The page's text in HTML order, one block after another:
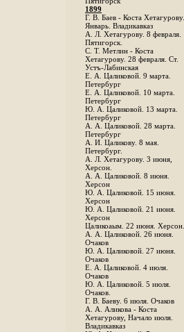
1899
Г. В. Баев - Коста Хетагурову.
Январь. Владикавказ
А. Л. Хетагурову. 8 февраля.
Пятигорск.
С. Т. Метлин - Коста
Хетагурову. 28 февраля. Ст.
Устъ-Лабинская
Е. А. Цаликовой. 9 марта.
Петербург
Е. А. Цаликовой. 10 марта.
Петербург
Ю. А. Цаликовой. 13 марта.
Петербург
А. А. Цаликовой. 28 марта.
Петербург
А. И. Цаликову. 8 мая.
Петербург.
А. Л. Хетагурову. 3 июня,
Херсон.
А. А. Цаликовой. 8 июня.
Херсон
Ю. А. Цаликовой. 15 июня.
Херсон
Ю. А. Цаликовой. 21 июня.
Херсон
Цаликоаым. 22 июня. Херсон.
А. А. Цаликовой. 26 июня.
Очаков
Ю. А. Цаликовой. 27 июня.
Очаков
Е. А. Цаликовой. 4 июля.
Очаков
Ю. А. Цаликовой. 5 июля.
Очаков.
Г. В. Баеву. 6 июля. Очаков
А. А. Аликова - Коста
Хетагурову, Начало июля.
Владикавказ